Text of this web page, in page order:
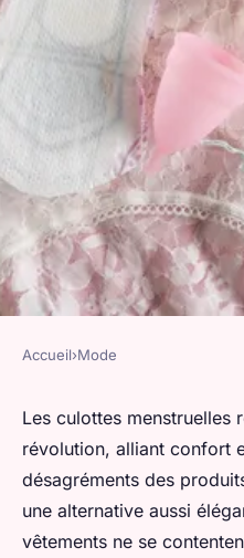
Culotte
innovation et
réinventés
valentin•13 janvier 2025•6
Accueil›Mode
Les culottes menstruelles
révolution, alliant confort
désagréments des
une alternative aussi
vêtements ne se